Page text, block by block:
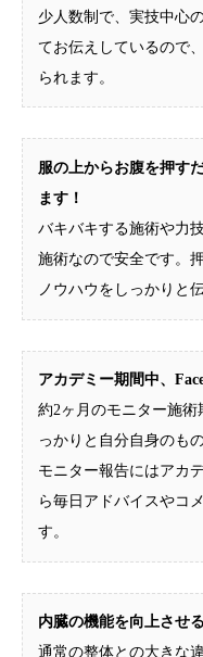
少人数制で、実技中心
てお伝えしているので
られます。
服の上からお腹を押す
ます！
バキバキする施術や力
施術なので安全です。
ノウハウをしっかりと
アカデミー期間中、
約2ヶ月のモニター施
っかりと自分自身のも
モニター報告にはアカ
ら毎日アドバイスやコ
す。
内臓の機能を向上させ
通常の整体との大きな